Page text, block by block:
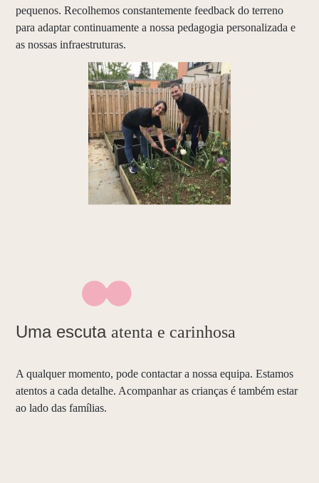
pequenos. Recolhemos constantemente feedback do terreno
para adaptar continuamente a nossa pedagogia personalizada e
as nossas infraestruturas.
Uma escuta atenta e carinhosa
A qualquer momento, pode contactar a nossa equipa. Estamos
atentos a cada detalhe. Acompanhar as crianças é também estar
ao lado das famílias.